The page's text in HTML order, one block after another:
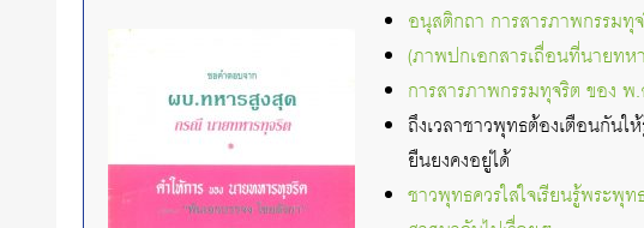
อนุสติกถา การสารภาพกรรม
(ภาพปกเอกสารเถื่อนที่นายท
การสารภาพกรรมทุจริต ของ
ถึงเวลาชาวพุทธต้องเตือนกัน
ยืนยงคงอยู่ได้
ชาวพุทธควรใส่ใจเรียนรู้พระ